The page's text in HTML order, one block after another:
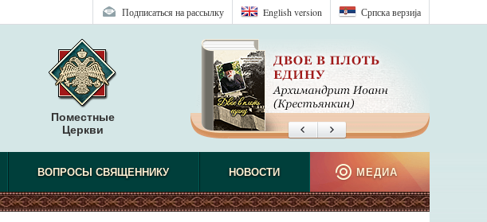
Српска верзиjа
English version
Подписаться на рассылку
Поместные
Церкви
ВОПРОСЫ СВЯЩЕННИКУ НОВОСТИ МЕДИА